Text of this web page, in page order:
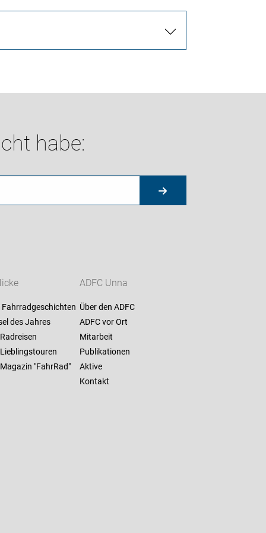
habe:
Fahrradgeschichten
des Jahres
"FahrRad"
ADFC Unna
Über den ADFC
ADFC vor Ort
Mitarbeit
Publikationen
Aktive
Kontakt